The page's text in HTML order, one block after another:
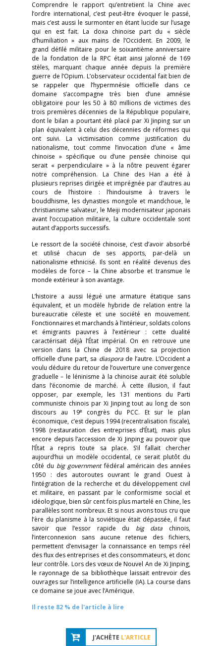
Comprendre le rapport qu’entretient la Chine avec
l’ordre international, c’est peut-être évoquer le passé,
mais c’est aussi le surmonter en étant lucide sur l’usage
qui en est fait. La doxa chinoise part du « siècle
d’humiliation » aux mains de l’Occident. En 2009, le
grand défilé militaire pour le soixantième anniversaire
de la fondation de la RPC était ainsi jalonné de 169
stèles, marquant chaque année depuis la première
guerre de l’Opium. L’observateur occidental fait bien de
se rappeler que l’hypermnésie officielle dans ce
domaine s’accompagne très bien d’une amnésie
obligatoire pour les 50 à 80 millions de victimes des
trois premières décennies de la République populaire,
dont le bilan a pourtant été placé par Xi Jinping sur un
plan équivalent à celui des décennies de réformes qui
ont suivi. La victimisation comme justification du
nationalisme, tout comme l’invocation d’une « âme
chinoise » spécifique ou d’une pensée chinoise qui
serait « perpendiculaire » à la nôtre peuvent égarer
notre compréhension. La Chine des Han a été à
plusieurs reprises dirigée et imprégnée par d’autres au
cours de l’histoire : l’hindouisme à travers le
bouddhisme, les dynasties mongole et mandchoue, le
christianisme salvateur, le Meiji modernisateur japonais
avant l’occupation militaire, la culture occidentale sont
autant d’apports successifs.
Le ressort de la société chinoise, c’est d’avoir absorbé
et utilisé chacun de ses apports, par-delà un
nationalisme ethnicisé. Ils sont en réalité devenus des
modèles de force – la Chine absorbe et transmue le
monde extérieur à son avantage.
L’histoire a aussi légué une armature étatique sans
équivalent, et un modèle hybride de relation entre la
bureaucratie céleste et une société en mouvement.
Fonctionnaires et marchands à l’intérieur, soldats colons
et émigrants pauvres à l’extérieur : cette dualité
caractérisait déjà l’État impérial. On en retrouve une
version dans la Chine de 2018 avec sa projection
officielle d’une part, sa diasporade l’autre. L’Occident a
voulu déduire du retour de l’ouverture une convergence
graduelle – le léninisme à la chinoise aurait été soluble
dans l’économie de marché. À cette illusion, il faut
opposer, par exemple, les 131 mentions du Parti
communiste chinois par Xi Jinping tout au long de son
discours au 19econgrès du PCC. Et sur le plan
économique, c’est depuis 1994 (recentralisation fiscale),
1998 (restauration des entreprises d’État), mais plus
encore depuis l’accession de Xi Jinping au pouvoir que
l’État a repris toute sa place. S’il fallait chercher
aujourd’hui un modèle occidental, ce serait plutôt du
côté du big governmentfédéral américain des années
1950 : des autoroutes ouvrant le grand Ouest à
l’intégration de la recherche et du développement civil
et militaire, en passant par le conformisme social et
idéologique, bien sûr cent fois plus martelé en Chine, les
parallèles sont nombreux. Et si nous avons tous cru que
l’ère du planisme à la soviétique était dépassée, il faut
savoir que l’essor rapide du big data chinois,
l’interconnexion sans aucune retenue des fichiers,
permettent d’envisager la connaissance en temps réel
des flux des entreprises et des consommateurs, et donc
leur contrôle. Lors des vœux de Nouvel An de Xi Jinping,
le rayonnage de sa bibliothèque laissait entrevoir des
ouvrages sur l’intelligence artificielle (IA). La course dans
ce domaine se joue avec l’Amérique.
Il reste 82 % de l'article à lire
J'ACHÈTE L'ARTICLE